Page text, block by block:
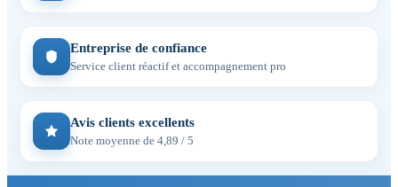
Entreprise de confiance
Service client réactif et accompagnement pro
Avis clients excellents
Note moyenne de 4,89 / 5